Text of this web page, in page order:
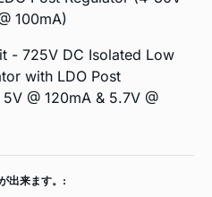
100mA)
- 725V DC Isolated Low
with LDO Post
@ 120mA & 5.7V @
出来ます。: